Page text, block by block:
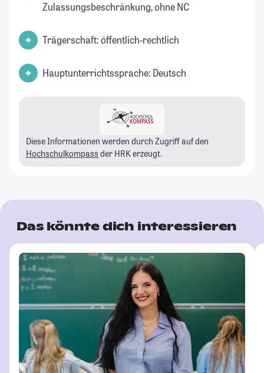
Zulassungsbeschränkung, ohne NC
Trägerschaft: öffentlich-rechtlich
Hauptunterrichtssprache: Deutsch
Diese Informationen werden durch Zugriff auf den
Hochschulkompass der HRK erzeugt.
Das könnte dich interessieren